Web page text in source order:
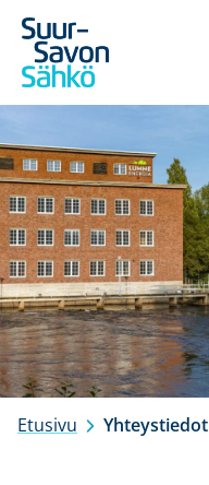
Siirry
sisältöön
Etusivu Yhteystiedot